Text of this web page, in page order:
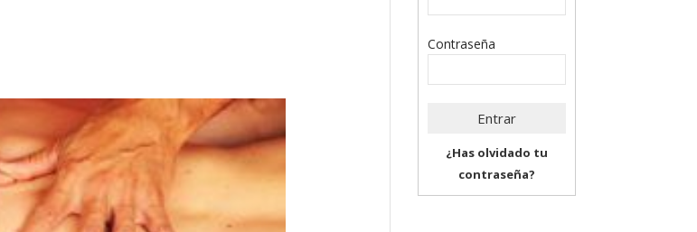
Contraseña
¿Has olvidado tu
contraseña?